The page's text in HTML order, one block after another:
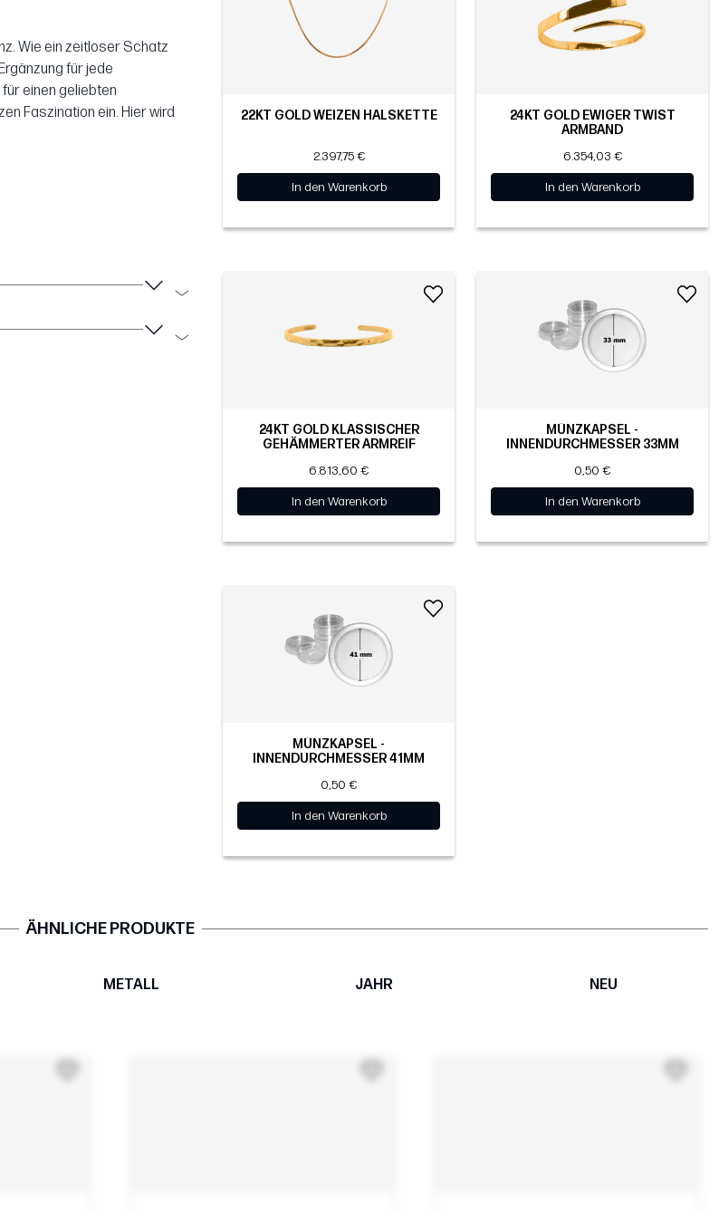
Wie ein zeitloser Schatz
für jede
einen geliebten
Faszination ein. Hier wird
22KT GOLD WEIZEN HALSKETTE
2.397,75 €
In den Warenkorb
24KT GOLD EWIGER TWIST
ARMBAND
6.354,03 €
In den Warenkorb
24KT GOLD KLASSISCHER
GEHÄMMERTER ARMREIF
6.813,60 €
In den Warenkorb
MÜNZKAPSEL -
INNENDURCHMESSER 33MM
0,50 €
In den Warenkorb
MÜNZKAPSEL -
INNENDURCHMESSER 41MM
0,50 €
In den Warenkorb
ÄHNLICHE PRODUKTE
METALL JAHR NEU